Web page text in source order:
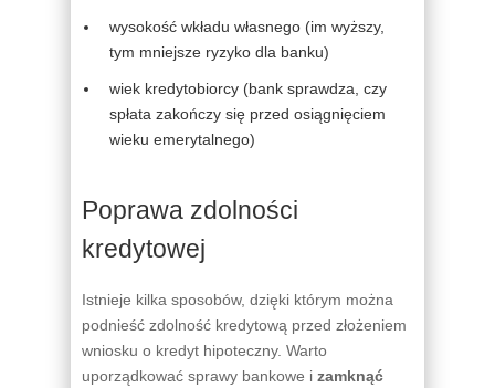
wysokość wkładu własnego (im wyższy,
tym mniejsze ryzyko dla banku)
wiek kredytobiorcy (bank sprawdza, czy
spłata zakończy się przed osiągnięciem
wieku emerytalnego)
Poprawa zdolności
kredytowej
Istnieje kilka sposobów, dzięki którym można
podnieść zdolność kredytową przed złożeniem
wniosku o kredyt hipoteczny. Warto
uporządkować sprawy bankowe i zamknąć